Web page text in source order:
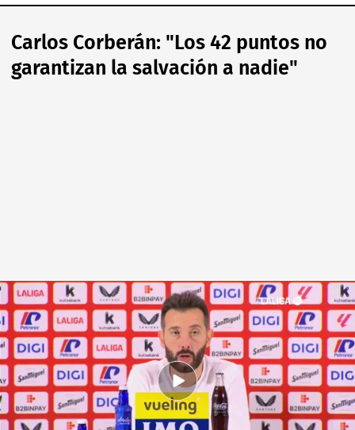
Carlos Corberán: "Los 42 puntos no
garantizan la salvación a nadie"
Carlos Corberán en el Athletic - Valencia CF LaLiga
David Torres
10 MAY 2026 - 18:44h.
Stole Dimitrievski le da la vida al Valencia en
casa de Julen Agirrezabala (0-1)